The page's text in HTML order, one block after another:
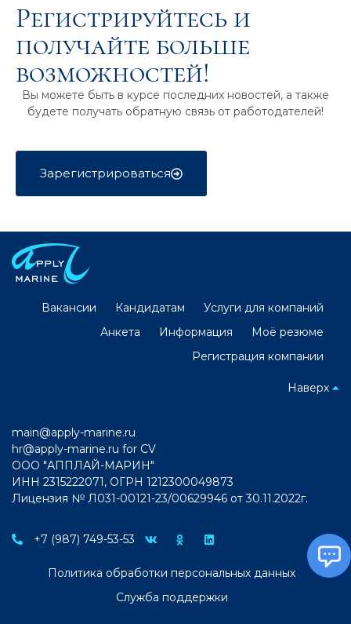
Регистрируйтесь и
получайте больше
возможностей!
Вы можете быть в курсе последних новостей, а также
будете получать обратную связь от работодателей!
Зарегистрироваться
Вакансии Кандидатам
Услуги для компаний
Анкета
Информация
Моё резюме
Регистрация компании
Наверх
main@apply-marine.ru
hr@apply-marine.ru for CV
ООО "АППЛАЙ-МАРИН"
ИНН 2315222071, ОГРН 1212300049873
Лицензия № Л031-00121-23/00629946 от 30.11.2022г.
+7 (987) 749-53-53
Политика обработки персональных данных
Служба поддержки